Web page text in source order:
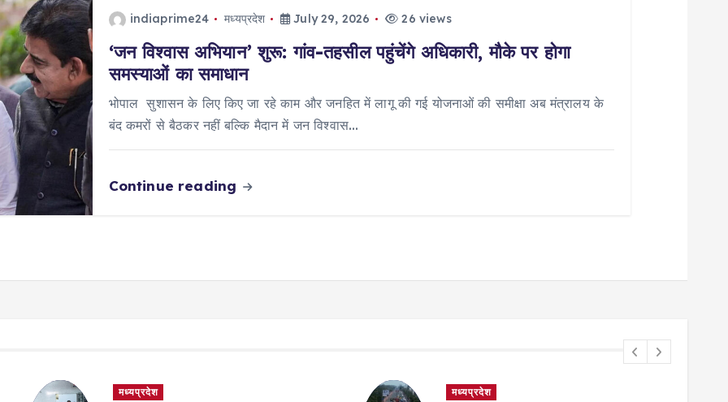
indiaprime24 मध्यप्रदेश July 29, 2026 26 views
‘जन विश्वास अभियान’ शुरू: गांव-तहसील पहुंचेंगे अधिकारी, मौके पर होगा
समस्याओं का समाधान
भोपाल सुशासन के लिए किए जा रहे काम और जनहित में लागू की गई योजनाओं की समीक्षा अब मंत्रालय के
बंद कमरों से बैठकर नहीं बल्कि मैदान में जन विश्वास…
Continue reading
मध्यप्रदेश मध्यप्रदेश